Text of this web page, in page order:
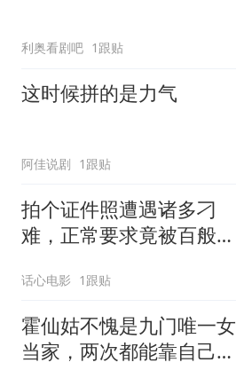
利奥看剧吧 1跟贴
这时候拼的是力气
阿佳说剧 1跟贴
拍个证件照遭遇诸多刁
难，正常要求竟被百般推
话心电影 1跟贴
霍仙姑不愧是九门唯一女
当家，两次都能靠自己逆